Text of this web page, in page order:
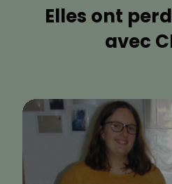
Elles ont
avec